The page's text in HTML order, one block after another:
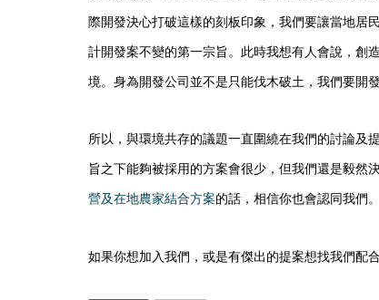
際開發決心打破這樣的刻板印象，我們要讓當地居
計開發案不變的第一宗旨。此時我想有人會說，創
境。身為開發公司並不是只能伐木破土，我們要開
所以，與環境共存的議題一直圍繞在我們的討論及
旨之下能夠被採用的方案會很少，但我們還是毅然
營及在地農家結合方案的話，相信你也會認同我們。
如果你想加入我們，或是有傑出的提案想找我們配合